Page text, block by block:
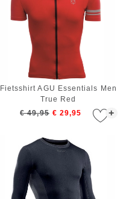
+
Fietsshirt AGU Essentials Men
True Red
€ 49,95 € 29,95